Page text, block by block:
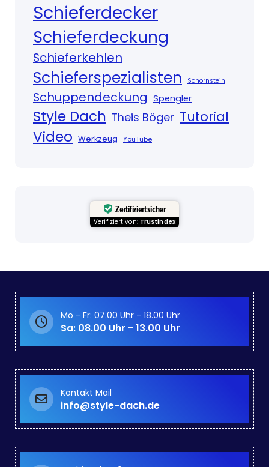
Schieferdecker
Schieferdeckung
Schieferkehlen
Schieferspezialisten Schornstein
Schuppendeckung Spengler
Style Dach Theis Böger Tutorial
Video Werkzeug YouTube
Zertifiziert sicher
Verifiziert von: Trustindex
Mo - Fr: 07.00 Uhr - 18.00 Uhr
Sa: 08.00 Uhr - 13.00 Uhr
Kontakt Mail
info@style-dach.de